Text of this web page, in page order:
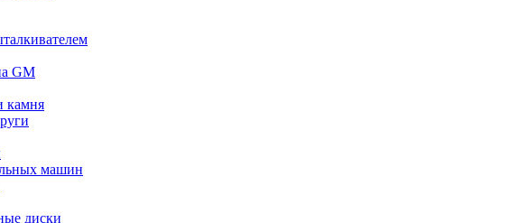
GM
камня
машин
диски